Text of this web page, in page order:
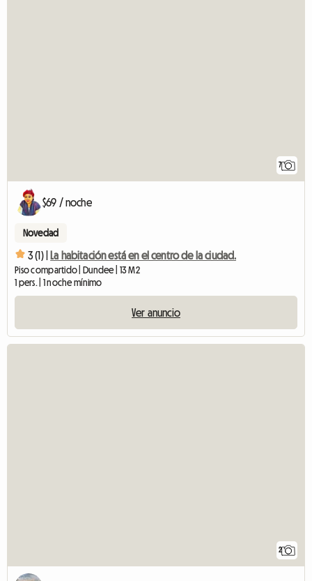
7
$69 / noche
Novedad
3 (1) | La habitación está en el centro de la ciudad.
Piso compartido | Dundee | 13 M2
1 pers. | 1 noche mínimo
Ver anuncio
2